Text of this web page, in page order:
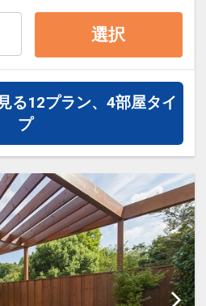
るい客室
浄機
4月14日～2026年10
ース番号：DP-2-
駅東口より徒歩2分
り徒歩4分
成田駅or成田駅の所要
で徒歩20分
まで
面に真っ直ぐ
ゾートまで
分
都高速湾岸線・浦安
選択
る12プラン、4部屋タイ
プ